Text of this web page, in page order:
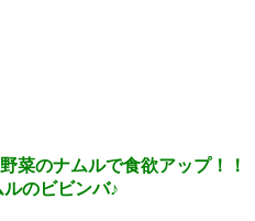
菜のナムルで食欲アップ！！
のビビンバ♪